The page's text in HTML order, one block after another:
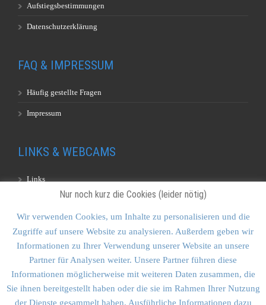
Aufstiegsbestimmungen
Datenschutzerklärung
FAQ & IMPRESSUM
Häufig gestellte Fragen
Impressum
LINKS & WEBCAMS
Links
KONTAKT & SITEMAP
Kontakt
Sitemap
Nur noch kurz die Cookies (leider nötig)
Wir verwenden Cookies, um Inhalte zu personalisieren und die
Zugriffe auf unsere Website zu analysieren. Außerdem geben wir
Informationen zu Ihrer Verwendung unserer Website an unsere
Partner für Analysen weiter. Unsere Partner führen diese
Informationen möglicherweise mit weiteren Daten zusammen, die
Sie ihnen bereitgestellt haben oder die sie im Rahmen Ihrer Nutzung
der Dienste gesammelt haben. Ausführliche Informationen dazu